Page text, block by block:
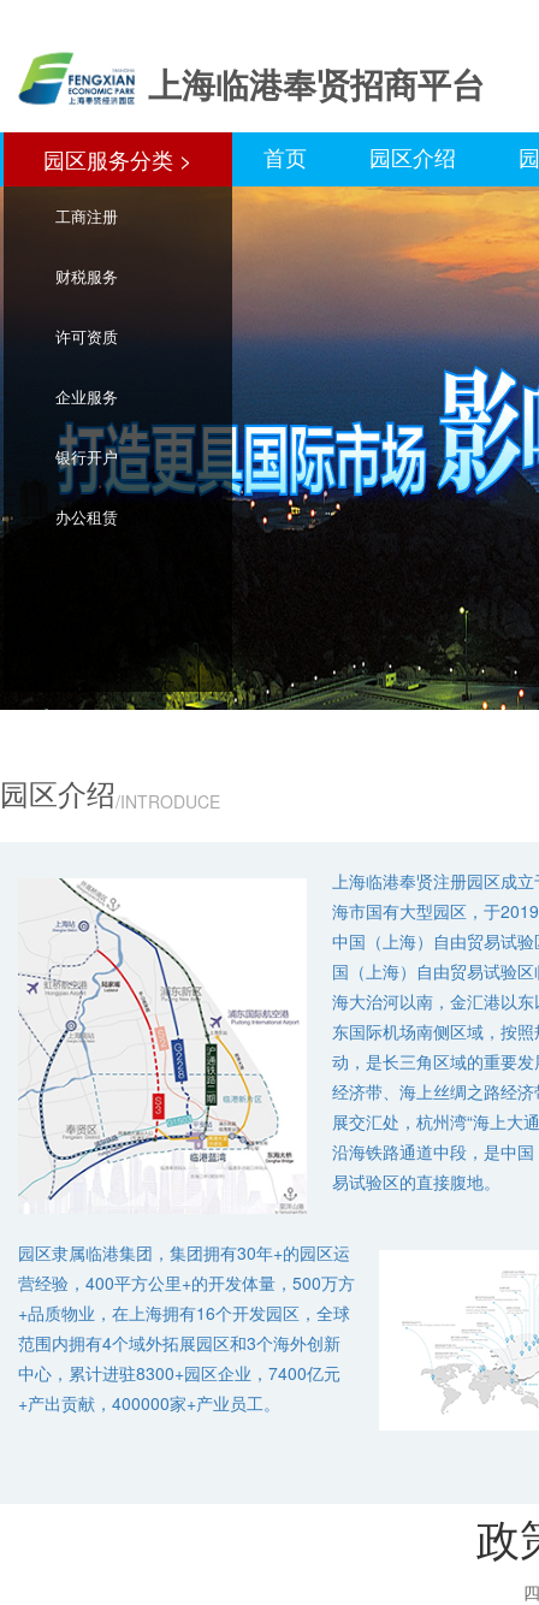
上海临港奉贤招商平台
园区服务分类 >
工商注册
财税服务
许可资质
企业服务
银行开户
办公租赁
园区服务分类> 首页 园区介绍
园区介绍/INTRODUCE
上海临港奉贤注册园区成
海市国有大型园区，于
中国（上海）自由贸易试
国（上海）自由贸易试验
海大治河以南，金汇港以
东国际机场南侧区域，按
动，是长三角区域的重要
经济带、海上丝绸之路经
展交汇处，杭州湾“海上大
沿海铁路通道中段，是中
易试验区的直接腹地。
园区隶属临港集团，集团拥有30年+的园区运
营经验，400平方公里+的开发体量，500万方
+品质物业，在上海拥有16个开发园区，全球
范围内拥有4个域外拓展园区和3个海外创新
中心，累计进驻8300+园区企业，7400亿元
+产出贡献，400000家+产业员工。
政